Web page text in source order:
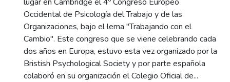
Occidental de Psicología del Trabajo y de las
Organizaciones, bajo el lema "Trabajando con el
Cambio". Este congreso que se viene celebrando cada
dos años en Europa, estuvo esta vez organizado por la
Bristish Psychological Society y por parte española
colaboró en su organización el Colegio Oficial de...